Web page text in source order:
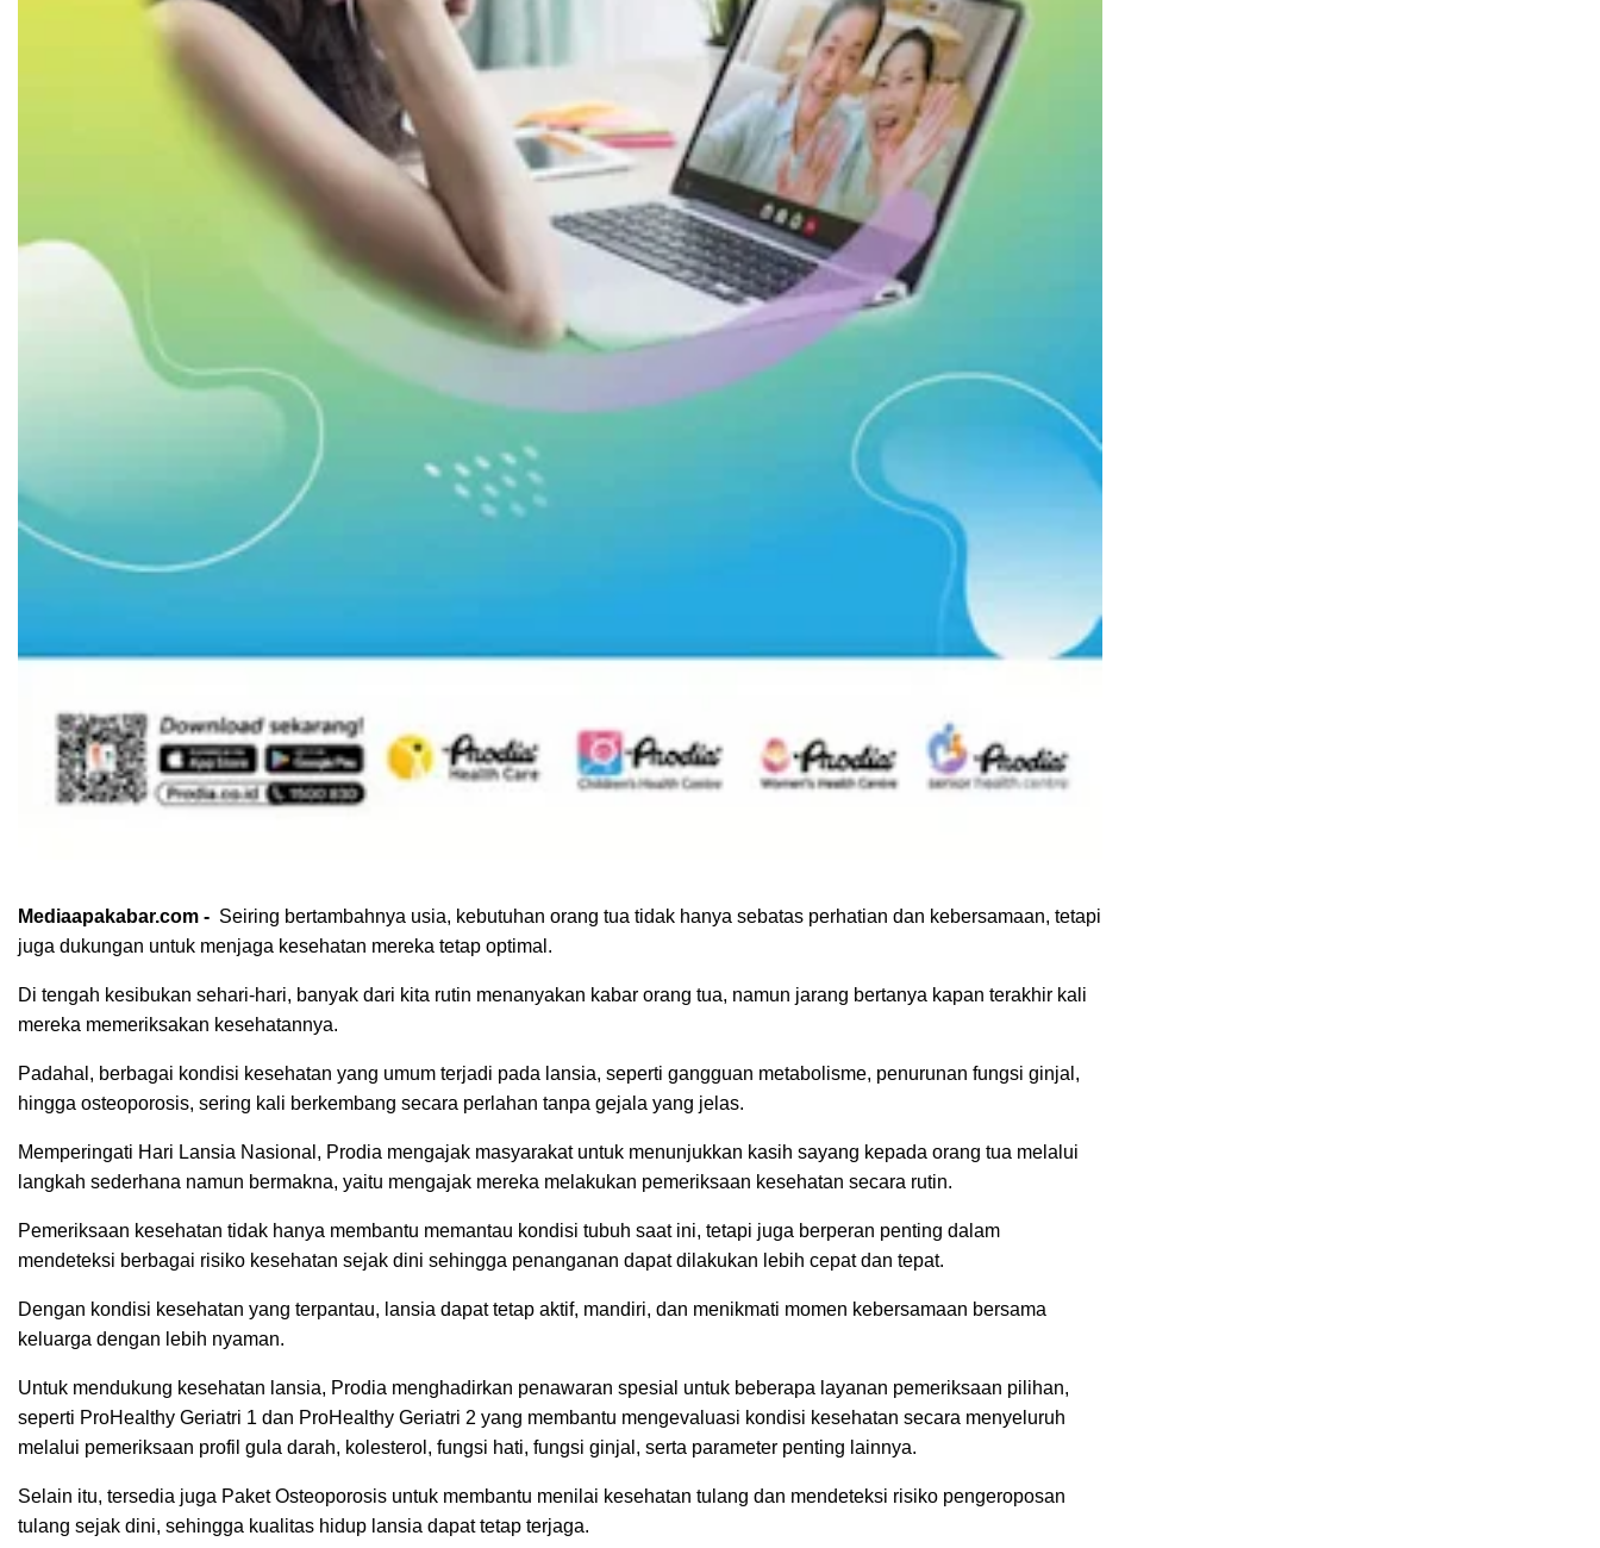
Mediaapakabar.com - Seiring bertambahnya usia, kebutuhan orang tua tidak hanya sebatas perhatian dan kebersamaan, tetapi
juga dukungan untuk menjaga kesehatan mereka tetap optimal.
Di tengah kesibukan sehari-hari, banyak dari kita rutin menanyakan kabar orang tua, namun jarang bertanya kapan terakhir kali
mereka memeriksakan kesehatannya.
Padahal, berbagai kondisi kesehatan yang umum terjadi pada lansia, seperti gangguan metabolisme, penurunan fungsi ginjal,
hingga osteoporosis, sering kali berkembang secara perlahan tanpa gejala yang jelas.
Memperingati Hari Lansia Nasional, Prodia mengajak masyarakat untuk menunjukkan kasih sayang kepada orang tua melalui
langkah sederhana namun bermakna, yaitu mengajak mereka melakukan pemeriksaan kesehatan secara rutin.
Pemeriksaan kesehatan tidak hanya membantu memantau kondisi tubuh saat ini, tetapi juga berperan penting dalam
mendeteksi berbagai risiko kesehatan sejak dini sehingga penanganan dapat dilakukan lebih cepat dan tepat.
Dengan kondisi kesehatan yang terpantau, lansia dapat tetap aktif, mandiri, dan menikmati momen kebersamaan bersama
keluarga dengan lebih nyaman.
Untuk mendukung kesehatan lansia, Prodia menghadirkan penawaran spesial untuk beberapa layanan pemeriksaan pilihan,
seperti ProHealthy Geriatri 1 dan ProHealthy Geriatri 2 yang membantu mengevaluasi kondisi kesehatan secara menyeluruh
melalui pemeriksaan profil gula darah, kolesterol, fungsi hati, fungsi ginjal, serta parameter penting lainnya.
Selain itu, tersedia juga Paket Osteoporosis untuk membantu menilai kesehatan tulang dan mendeteksi risiko pengeroposan
tulang sejak dini, sehingga kualitas hidup lansia dapat tetap terjaga.